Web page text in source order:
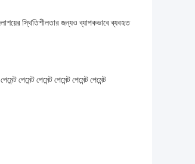
স্থিতিশীলতার জন্যও ব্যাপকভাবে ব্যবহৃত
পেমেন্ট পেমেন্ট পেমেন্ট পেমেন্ট পেমেন্ট